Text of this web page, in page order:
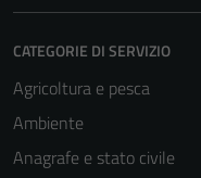
CATEGORIE DI SERVIZIO
Agricoltura e pesca
Ambiente
Anagrafe e stato civile